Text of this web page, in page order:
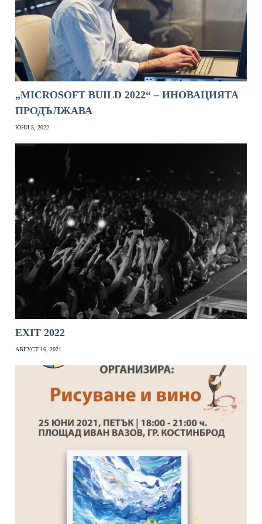
„MICROSOFT BUILD 2022“ – ИНОВАЦИЯТА
ПРОДЪЛЖАВА
ЮНИ 5, 2022
EXIT 2022
АВГУСТ 16, 2021